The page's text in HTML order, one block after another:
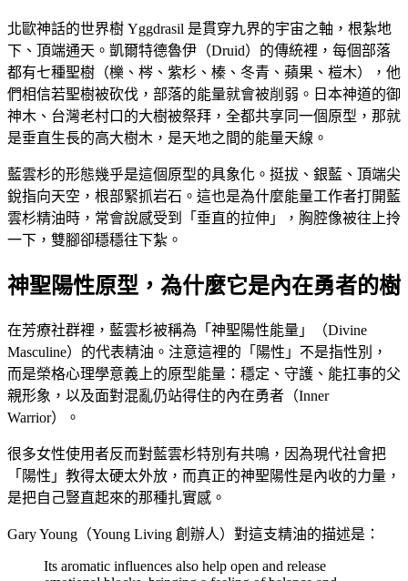
北歐神話的世界樹 Yggdrasil 是貫穿九界的宇宙之軸，根紮地
下、頂端通天。凱爾特德魯伊（Druid）的傳統裡，每個部落
都有七種聖樹（櫟、梣、紫杉、榛、冬青、蘋果、榿木），他
們相信若聖樹被砍伐，部落的能量就會被削弱。日本神道的御
神木、台灣老村口的大樹被祭拜，全都共享同一個原型，那就
是垂直生長的高大樹木，是天地之間的能量天線。
藍雲杉的形態幾乎是這個原型的具象化。挺拔、銀藍、頂端尖
銳指向天空，根部緊抓岩石。這也是為什麼能量工作者打開藍
雲杉精油時，常會說感受到「垂直的拉伸」，胸腔像被往上拎
一下，雙腳卻穩穩往下紮。
神聖陽性原型，為什麼它是內在勇者的樹
在芳療社群裡，藍雲杉被稱為「神聖陽性能量」（Divine
Masculine）的代表精油。注意這裡的「陽性」不是指性別，
而是榮格心理學意義上的原型能量：穩定、守護、能扛事的父
親形象，以及面對混亂仍站得住的內在勇者（Inner
Warrior）。
很多女性使用者反而對藍雲杉特別有共鳴，因為現代社會把
「陽性」教得太硬太外放，而真正的神聖陽性是內收的力量，
是把自己豎直起來的那種扎實感。
Gary Young（Young Living 創辦人）對這支精油的描述是：
Its aromatic influences also help open and release